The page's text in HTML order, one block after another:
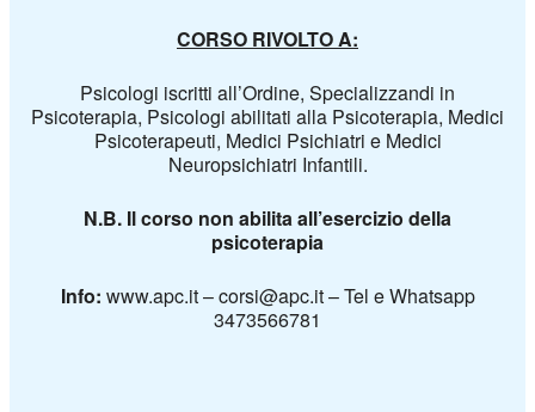
CORSO RIVOLTO A:
Psicologi iscritti all’Ordine, Specializzandi in
Psicoterapia, Psicologi abilitati alla Psicoterapia, Medici
Psicoterapeuti, Medici Psichiatri e Medici
Neuropsichiatri Infantili.
N.B. Il corso non abilita all’esercizio della
psicoterapia
Info: www.apc.it – corsi@apc.it – Tel e Whatsapp
3473566781